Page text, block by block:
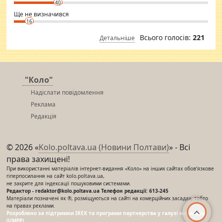
40
Ще не визначився
16
Детальніше Всього голосів: 221
"Коло"
Надіслати повідомлення
Реклама
Редакція
© 2026 «Kolo.poltava.ua (Новини Полтави)» - Всі
права захищені!
При використанні матеріалів інтернет-видання «Коло» на інших сайтах обов’язкове
гіперпосилання на сайт kolo.poltava.ua,
не закрите для індексації пошуковими системами.
Редактор - redaktor@kolo.poltava.ua Телефон редакції: 613-245
Матеріали позначені як ®, розміщуються на сайті на комерційних засадах, тобто
на правах реклами.
Розроблено за підтримки IREX та програми партнерства у галузі мас-медіа
(UMPP)